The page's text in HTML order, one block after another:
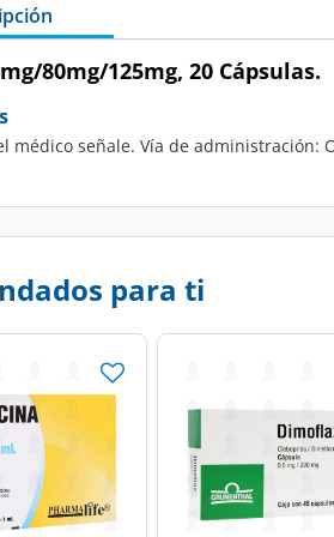
80mg/125mg, 20 Cápsulas.
médico señale. Vía de administración:
para ti